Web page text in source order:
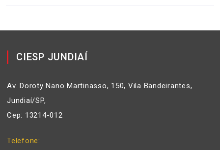
CIESP JUNDIAÍ
Av. Doroty Nano Martinasso, 150, Vila Bandeirantes,
Jundiaí/SP,
Cep: 13214-012
Telefone